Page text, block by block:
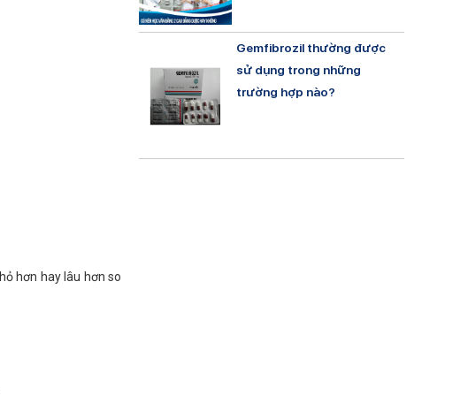
hơn hay lâu hơn so
Gemfibrozil thường được
sử dụng trong những
trường hợp nào?